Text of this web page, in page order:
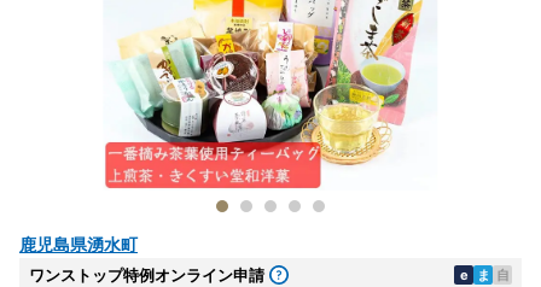
鹿児島県湧水町
ワンストップ特例オンライン申請 e ま 自